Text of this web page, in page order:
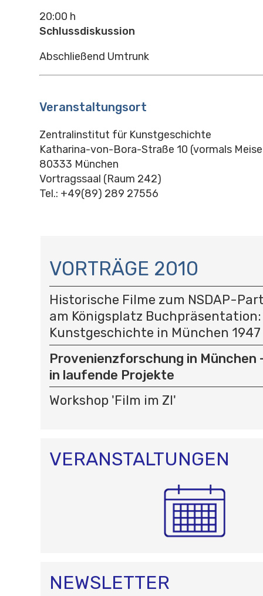
20:00 h
Schlussdiskussion
Abschließend Umtrunk
Veranstaltungsort
Zentralinstitut für Kunstgeschichte
Katharina-von-Bora-Straße 10 (vormals
80333 München
Vortragssaal (Raum 242)
Tel.: +49(89) 289 27556
A
V
I
G
A
T
I
O
N
VORTRÄGE 2010
Historische Filme zum NSDAP-
am Königsplatz Buchpräsentation:
Kunstgeschichte in München 1947
Provenienzforschung in München
in laufende Projekte
Workshop 'Film im ZI'
VERANSTALTUNGEN
NEWSLETTER